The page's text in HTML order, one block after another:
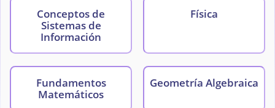
Conceptos de
Sistemas de
Información
Física
Fundamentos
Matemáticos
Geometría Algebraica